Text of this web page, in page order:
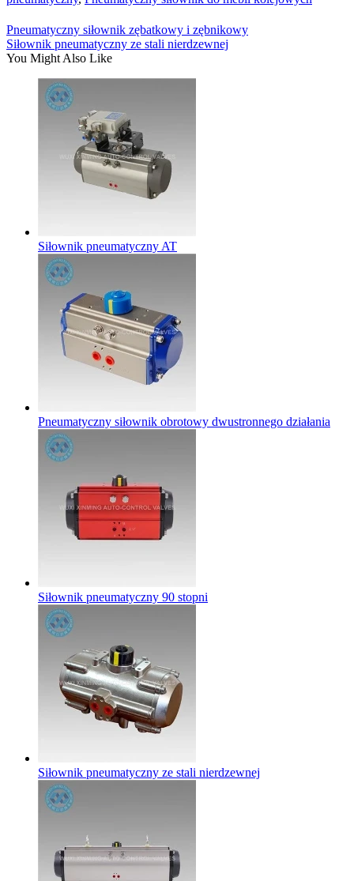
Pneumatyczny siłownik zębatkowy i zębnikowy
Siłownik pneumatyczny ze stali nierdzewnej
You Might Also Like
Siłownik pneumatyczny AT
Pneumatyczny siłownik obrotowy dwustronnego działania
Siłownik pneumatyczny 90 stopni
Siłownik pneumatyczny ze stali nierdzewnej